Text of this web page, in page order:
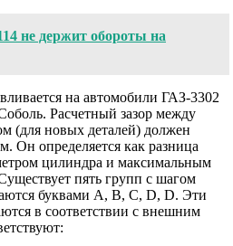
не держит обороты на
на автомобили ГАЗ-3302
Расчетный зазор между
(для новых деталей) должен
Он определяется как разница
цилиндра и максимальным
пять групп с шагом
буквами A, B, C, D, D. Эти
в соответствии с внешним